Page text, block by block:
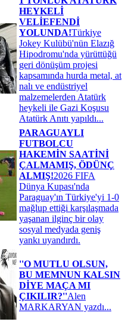
HEYKELİ
VELİEFENDİ
YOLUNDA!Türkiye
Jokey Kulübü'nün Elazığ
Hipodromu'nda yürüttüğü
geri dönüşüm projesi
kapsamında hurda metal, at
nalı ve endüstriyel
malzemelerden Atatürk
heykeli ile Gazi Koşusu
Atatürk Anıtı yapıldı...
PARAGUAYLI
FUTBOLCU
HAKEMİN SAATİNİ
ÇALMAMIŞ, ÖDÜNÇ
ALMIŞ!2026 FIFA
Dünya Kupası'nda
Paraguay'ın Türkiye'yi 1-0
mağlup ettiği karşılaşmada
yaşanan ilginç bir olay
sosyal medyada geniş
yankı uyandırdı.
''O MUTLU OLSUN,
BU MEMNUN KALSIN
DİYE MAÇA MI
ÇIKILIR?''Alen
MARKARYAN yazdı...